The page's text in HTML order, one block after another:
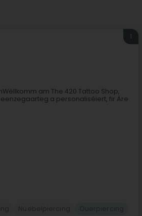
1
am The 420 Tattoo Shop,
a personaliséiert, fir Äre